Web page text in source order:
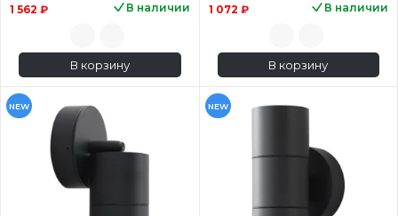
1 562 ₽
В наличии
В корзину
1 072 ₽
В наличии
В корзину
NEW NEW